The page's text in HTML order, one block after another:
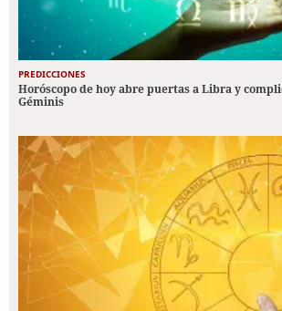
PREDICCIONES
Horóscopo de hoy abre puertas a Libra y
Géminis